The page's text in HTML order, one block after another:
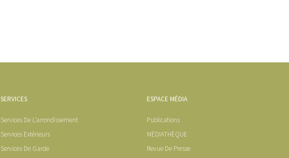
SERVICES
Services De L’arrondissement
Services Extérieurs
Services De Garde
ESPACE MÉDIA
Publications
MÉDIATHÈQUE
Revue De Presse